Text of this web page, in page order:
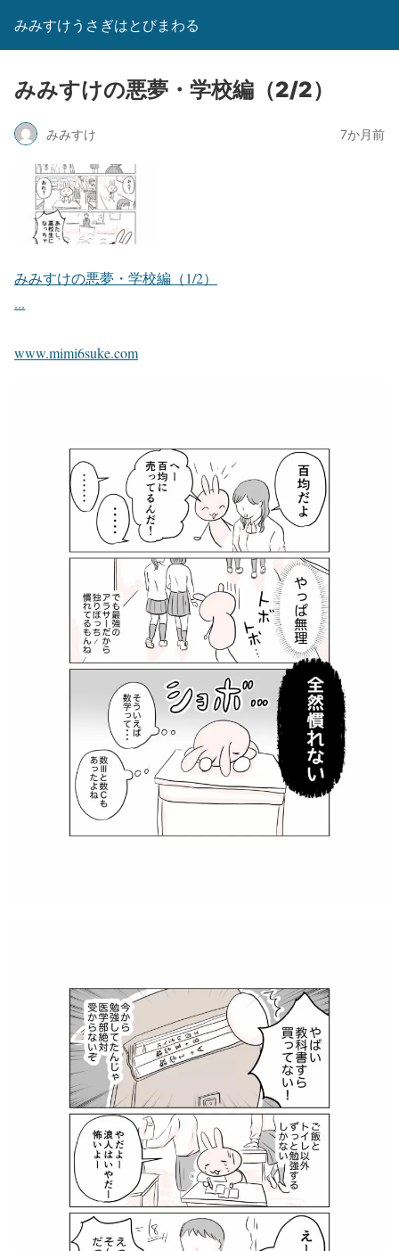
みみすけうさぎはとびまわる
みみすけの悪夢・学校編（2/2）
みみすけ 7か月前
みみすけの悪夢・学校編（1/2）
...
www.mimi6suke.com